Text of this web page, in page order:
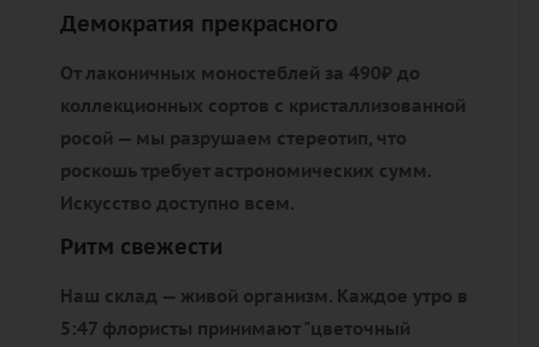
Демократия прекрасного
От лаконичных моностеблей за 490₽ до
коллекционных сортов с кристаллизованной
росой — мы разрушаем стереотип, что
роскошь требует астрономических сумм.
Искусство доступно всем.
Ритм свежести
Наш склад — живой организм. Каждое утро в
5:47 флористы принимают "цветочный